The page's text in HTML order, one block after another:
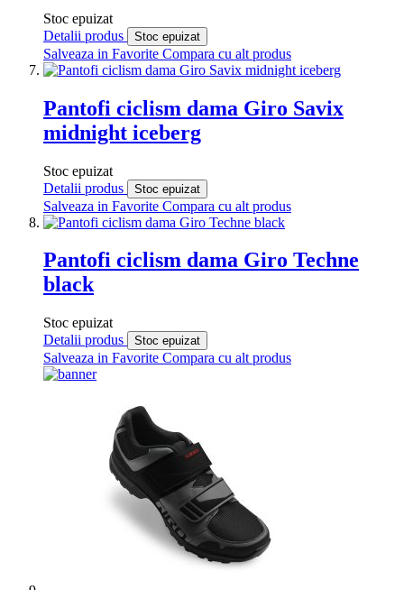
Stoc epuizat
Detalii produs
Stoc epuizat
Salveaza in Favorite Compara cu alt produs
Pantofi ciclism dama Giro Savix
midnight iceberg
Stoc epuizat
Detalii produs
Stoc epuizat
Salveaza in Favorite Compara cu alt produs
Pantofi ciclism dama Giro Techne
black
Stoc epuizat
Detalii produs
Stoc epuizat
Salveaza in Favorite Compara cu alt produs